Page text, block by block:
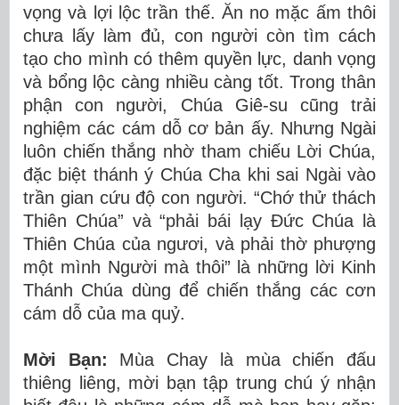
vọng và lợi lộc trần thế. Ăn no mặc ấm thôi
chưa lấy làm đủ, con người còn tìm cách
tạo cho mình có thêm quyền lực, danh vọng
và bổng lộc càng nhiều càng tốt. Trong thân
phận con người, Chúa Giê-su cũng trải
nghiệm các cám dỗ cơ bản ấy. Nhưng Ngài
luôn chiến thắng nhờ tham chiếu Lời Chúa,
đặc biệt thánh ý Chúa Cha khi sai Ngài vào
trần gian cứu độ con người. “Chớ thử thách
Thiên Chúa” và “phải bái lạy Đức Chúa là
Thiên Chúa của ngươi, và phải thờ phượng
một mình Người mà thôi” là những lời Kinh
Thánh Chúa dùng để chiến thắng các cơn
cám dỗ của ma quỷ.
Mời Bạn: Mùa Chay là mùa chiến đấu
thiêng liêng, mời bạn tập trung chú ý nhận